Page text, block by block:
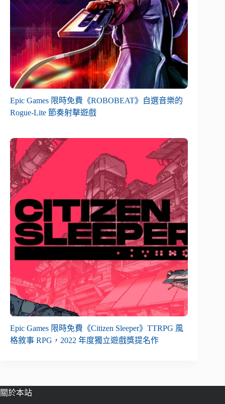
Epic Games 限時免費《ROBOBEAT》自選音樂的
Rogue-Lite 節奏射擊遊戲
Epic Games 限時免費《Citizen Sleeper》TTRPG 風
格敘事 RPG，2022 年度獨立遊戲獎提名作
關於本站